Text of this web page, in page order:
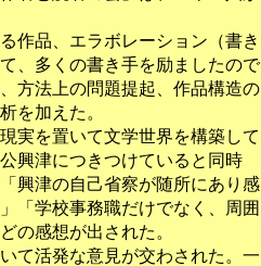
作品、エラボレーション（書き
、多くの書き手を励ましたので
方法上の問題提起、作品構造の
を加えた。
実を置いて文学世界を構築して
興津につきつけていると同時
興津の自己省察が随所にあり感
「学校事務職だけでなく、周囲
の感想が出された。
て活発な意見が交わされた。一